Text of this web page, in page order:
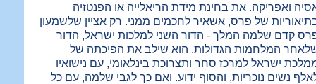
ואפריקה. את בחינת מידת הריאלייה או הפנטזיה
של פרס, אשאיר לחכמים ממני. רק אציין שלשמעון
קדם שלמה המלך - הדור השני למלכות ישראל, הדור
המלחמות הגדולות. הוא שילב את הפיכתה של
ישראל למרכז סחר ותצרוכת בינלאומי, עם נישואיו
נשים נוכריות, והסוף ידוע. ואם כך לגבי שלמה, עם כל